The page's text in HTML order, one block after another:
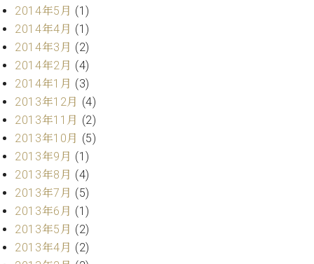
2014年5月 (1)
2014年4月 (1)
2014年3月 (2)
2014年2月 (4)
2014年1月 (3)
2013年12月 (4)
2013年11月 (2)
2013年10月 (5)
2013年9月 (1)
2013年8月 (4)
2013年7月 (5)
2013年6月 (1)
2013年5月 (2)
2013年4月 (2)